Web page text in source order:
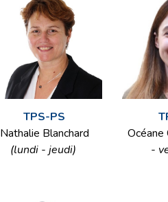
TPS-PS
Nathalie Blanchard
(lundi - jeudi)
-